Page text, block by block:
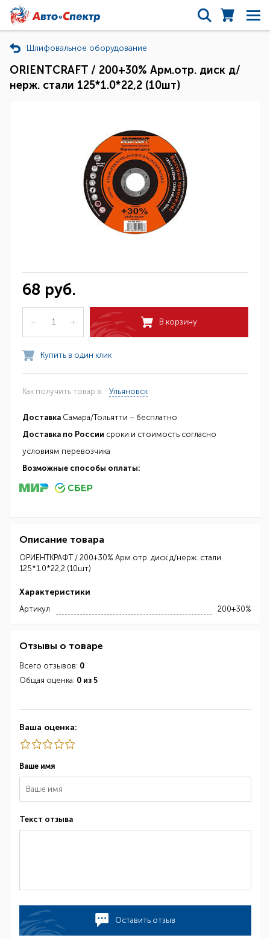
Шлифовальное оборудование
ORIENTCRAFT / 200+30% Арм.отр. диск д/
нерж. стали 125*1.0*22,2 (10шт)
68 руб.
– + В корзину
Купить в один клик
Как получить товар в Ульяновск
Доставка Самара/Тольятти – бесплатно
Доставка по России сроки и стоимость согласно
условиям перевозчика
Возможные способы оплаты:
Описание товара
ОРИЕНТКРАФТ / 200+30% Арм.отр. диск д/нерж. стали
125*1.0*22,2 (10шт)
Характеристики
Артикул 200+30%
Отзывы о товаре
Всего отзывов: 0
Общая оценка: 0 из 5
Ваша оценка:
Ваше имя
Текст отзыва
Оставить отзыв